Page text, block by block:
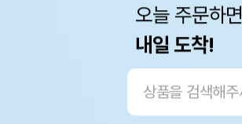
오늘 주문하면
내일 도착!